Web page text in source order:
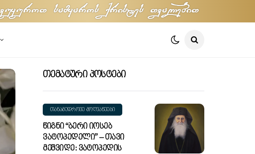
vuyuroT samyaros qristes TvalebiT
Თემატური Პოსტები
ᲗᲐᲜᲐᲛᲔᲓᲠᲝᲕᲔ ᲛᲝᲦᲕᲐᲬᲔᲔᲑᲘ
Წიგნი “ბერი Იოსებ
Ვატოპედელი” – Თავი
Მეშვიდე: Ვატოპედის